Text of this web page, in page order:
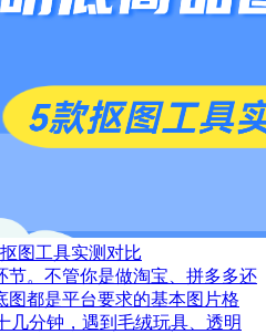
图工具实测对比
节。不管你是做淘宝、拼多多还
图都是平台要求的基本图片格
几分钟，遇到毛绒玩具、透明